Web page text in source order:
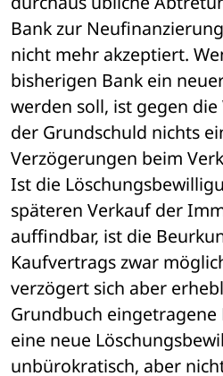
Bank zur
nicht mehr akzeptiert.
bisherigen Bank ein
werden soll, ist gegen
der Grundschuld nichts
Verzögerungen beim
Ist die
späteren Verkauf der
auffindbar, ist die
Kaufvertrags zwar
verzögert sich aber
Grundbuch eingetragene
eine neue
unbürokratisch, aber